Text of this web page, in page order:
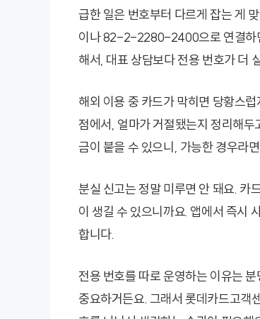
급한 일은 번호부터 다르게 잡는 게
이나 82-2-2280-2400으로 연결하
해서, 대표 상담보다 전용 번호가 더
해외 이용 중 카드가 막히면 당황스
점에서, 얼마가 거절됐는지 정리해
금이 붙을 수 있으니, 가능한 경우라
분실 신고는 정말 미루면 안 돼요. 카
이 생길 수 있으니까요. 앱에서 즉시
합니다.
전용 번호를 따로 운영하는 이유는
중요하거든요. 그래서 롯데카드고객